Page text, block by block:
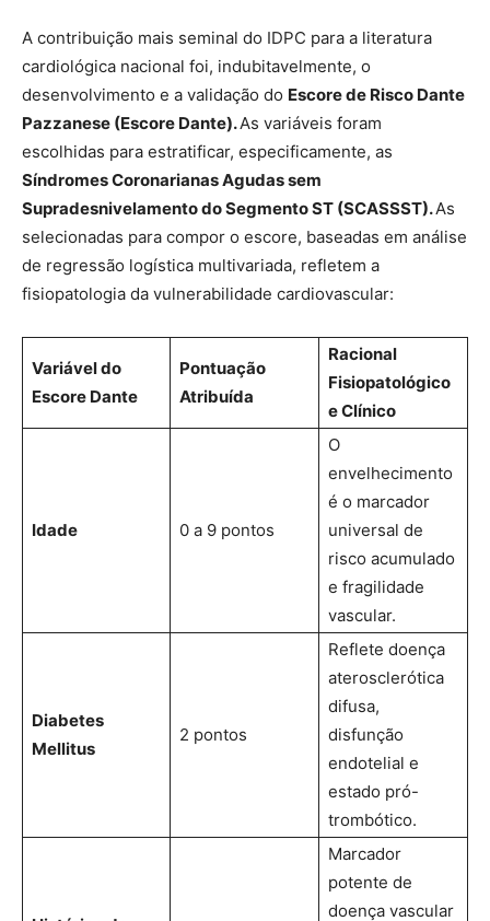
A contribuição mais seminal do IDPC para a literatura
cardiológica nacional foi, indubitavelmente, o
desenvolvimento e a validação do Escore de Risco Dante
Pazzanese (Escore Dante).As variáveis foram
escolhidas para estratificar, especificamente, as
Síndromes Coronarianas Agudas sem
Supradesnivelamento do Segmento ST (SCASSST).As
selecionadas para compor o escore, baseadas em análise
de regressão logística multivariada, refletem a
fisiopatologia da vulnerabilidade cardiovascular:
Variável do
Escore Dante
Pontuação
Atribuída
Racional
Fisiopatológico
e Clínico
Idade 0 a 9 pontos
O
envelhecimento
é o marcador
universal de
risco acumulado
e fragilidade
vascular.
Diabetes
Mellitus
2 pontos
Reflete doença
aterosclerótica
difusa,
disfunção
endotelial e
estado pró-
trombótico.
Marcador
potente de
doença vascular